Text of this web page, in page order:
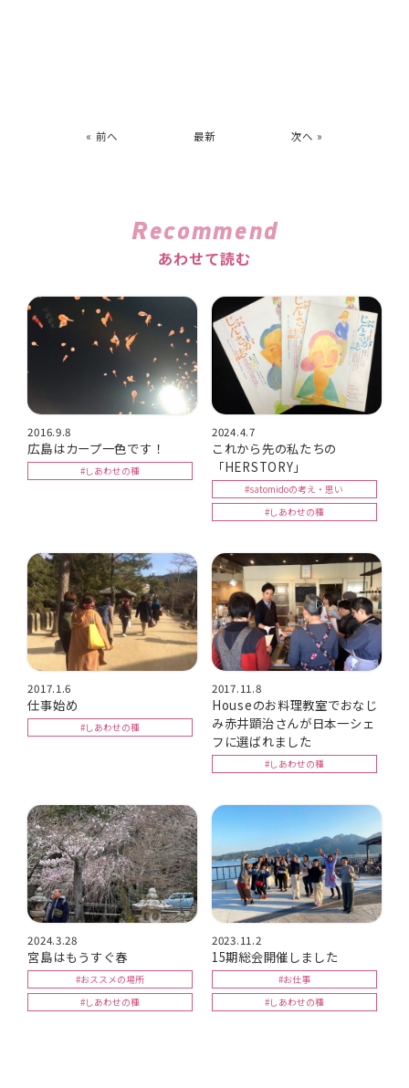
« 前へ 最新 次へ »
Recommend
あわせて読む
2016.9.8
広島はカープ一色です！
#しあわせの種
2024.4.7
これから先の私たちの
「HERSTORY」
#satomidoの考え・思い
#しあわせの種
2017.1.6
仕事始め
#しあわせの種
2017.11.8
Houseのお料理教室でおなじ
み赤井顕治さんが日本一シェ
フに選ばれました
#しあわせの種
2024.3.28
宮島はもうすぐ春
#おススメの場所
#しあわせの種
2023.11.2
15期総会開催しました
#お仕事
#しあわせの種